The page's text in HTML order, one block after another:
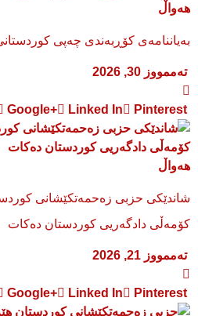
هەواڵ
بەیاننامەی کۆڕبەندی چەپی
تەممووز 30, 2026
Google+ Linked In Pinterest
هەواڵ
شاندێکی حزبی زەحمەتکێشانی
کۆمەڵی دادگەریی کوردستان دەکات
تەممووز 21, 2026
Google+ Linked In Pinterest